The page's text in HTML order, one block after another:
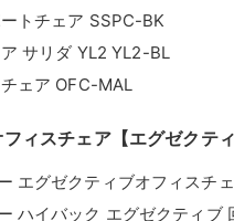
トチェア SSPC-BK
サリダ YL2 YL2-BL
ェア OFC-MAL
ィスチェア【エグゼクティ
エグゼクティブオフィスチ
ハイバック エグゼクティブ